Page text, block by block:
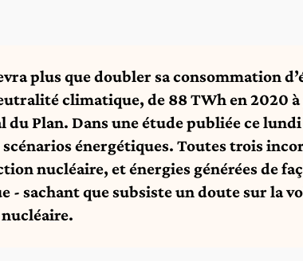
plus que doubler sa consommation
climatique, de 88 TWh en 2020
du Plan. Dans une étude publiée ce
énergétiques. Toutes trois
nucléaire, et énergies générées de
- sachant que subsiste un doute sur la